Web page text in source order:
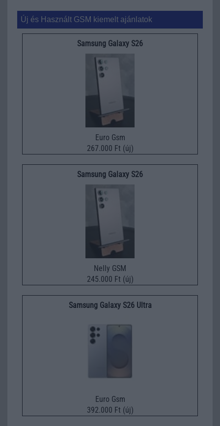
Új és Használt GSM kiemelt ajánlatok
Samsung Galaxy S26
Euro Gsm
267.000 Ft (új)
Samsung Galaxy S26
Nelly GSM
245.000 Ft (új)
Samsung Galaxy S26 Ultra
Euro Gsm
392.000 Ft (új)